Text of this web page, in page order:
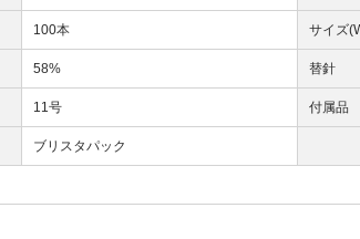
100本 サイズ
58% 替針
11号 付属品
ブリスタパック